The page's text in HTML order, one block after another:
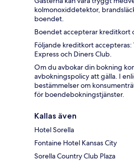
kolmonoxiddetektor,
boendet.
Boendet accepterar kreditkort
Följande kreditkort
Express och Diners Club.
Om du avbokar din bokning
avbokningspolicy att gälla. I
bestämmelser om
för boendebokningstjänster.
Kallas även
Hotel Sorella
Fontaine Hotel Kansas City
Sorella Country Club Plaza